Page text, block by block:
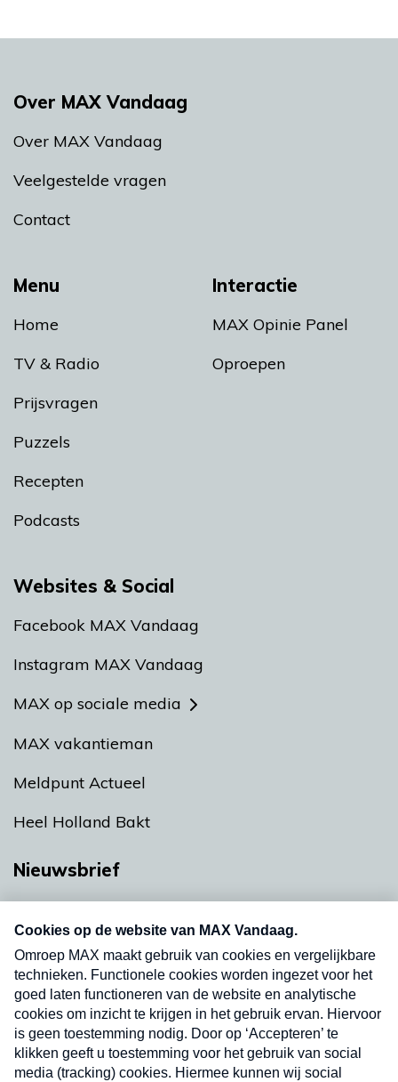
Menu
Home
TV & Radio
Prijsvragen
Puzzels
Recepten
Podcasts
Interactie
MAX Opinie Panel
Oproepen
Over MAX Vandaag
Over MAX Vandaag
Veelgestelde vragen
Contact
Websites & Social
Facebook MAX Vandaag
Instagram MAX Vandaag
MAX op sociale media
MAX vakantieman
Meldpunt Actueel
Heel Holland Bakt
Nieuwsbrief
nieuwsbrief. Elke vrijdag- en dinsdagochtend in
uw mailbox.
Verzend